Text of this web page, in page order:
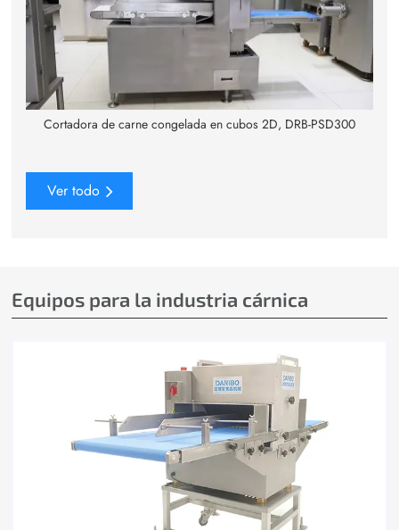
Cortadora de carne congelada en cubos 2D, DRB-PSD300
Ver todo
Equipos para la industria cárnica